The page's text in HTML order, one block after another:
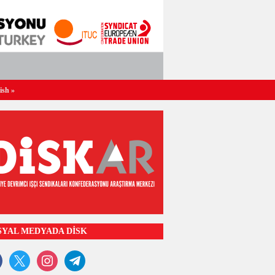
»
MEDYADA DİSK
x instagramtelegram